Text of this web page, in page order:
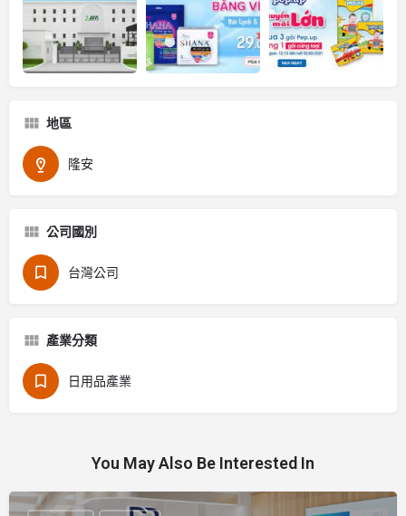
地區
隆安
公司國別
台灣公司
產業分類
日用品產業
You May Also Be Interested In